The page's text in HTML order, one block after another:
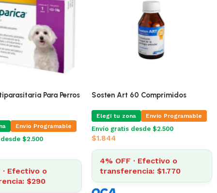
Para Perros
Envio Programable
$2.500
· Efectivo o
$290
Sosten Art 60 Comprimidos
Elegí tu zona Envio Programable
Envío gratis desde $2.500
$1.844
4% OFF · Efectivo o
transferencia: $1.770